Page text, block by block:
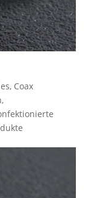
, Coax
,